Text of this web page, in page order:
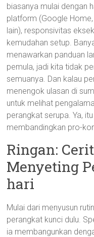
biasanya mulai dengan
platform (Google
lain), responsivitas
kemudahan setup.
menawarkan panduan
pemula, jadi kita tidak
semuanya. Dan kalau
menengok ulasan di
untuk melihat
perangkat serupa. Ya,
membandingkan pro-
Ringan:
Menyeting
hari
Mulai dari menyusun
perangkat kunci dulu.
ia membangunkan